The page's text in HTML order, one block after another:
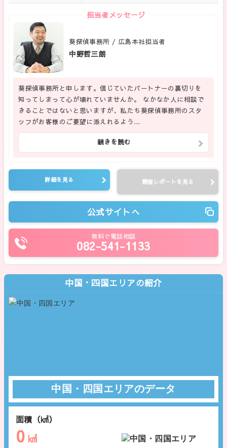
担当者メッセージ
葵探偵事務所 / 広島本社担当者
中野哲三朗
葵探偵事務所と申します。信じていたパートナーの裏切りを
知ってしまって心が壊れていませんか。 なかなか人に相談で
きることではないと思いますが、私たち葵探偵事務所のスタ
ッフがお客様のご要望に添えれるよう…
続きを読む
詳細を見る 調査レポートを見る
公式サイトへ
無料で電話相談
082-541-1133
中国・四国エリアの紹介
面積（㎢）
0 ㎢
中国・四国エリアのデータ